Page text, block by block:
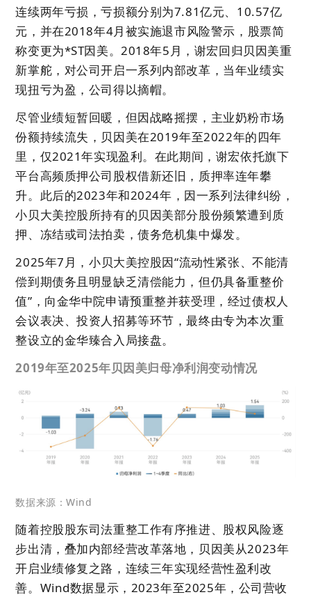
连续两年亏损，亏损额分别为7.81亿元、10.57亿
元，并在2018年4月被实施退市风险警示，股票简
称变更为*ST因美。2018年5月，谢宏回归贝因美重
新掌舵，对公司开启一系列内部改革，当年业绩实
现扭亏为盈，公司得以摘帽。
尽管业绩短暂回暖，但因战略摇摆，主业奶粉市场
份额持续流失，贝因美在2019年至2022年的四年
里，仅2021年实现盈利。在此期间，谢宏依托旗下
平台高频质押公司股权借新还旧，质押率连年攀
升。此后的2023年和2024年，因一系列法律纠纷，
小贝大美控股所持有的贝因美部分股份频繁遭到质
押、冻结或司法拍卖，债务危机集中爆发。
2025年7月，小贝大美控股因“流动性紧张、不能清
偿到期债务且明显缺乏清偿能力，但仍具备重整价
值”，向金华中院申请预重整并获受理，经过债权人
会议表决、投资人招募等环节，最终由专为本次重
整设立的金华臻合入局接盘。
2019年至2025年贝因美归母净利润变动情况
数据来源：Wind
随着控股股东司法重整工作有序推进、股权风险逐
步出清，叠加内部经营改革落地，贝因美从2023年
开启业绩修复之路，连续三年实现经营性盈利改
善。Wind数据显示，2023年至2025年，公司营收